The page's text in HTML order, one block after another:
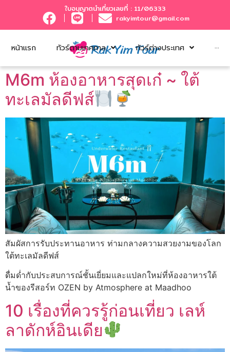
ใบอนุญาตนำเที่ยวเลขที่ : 11/06333
rakyimtour@gmail.com
หน้าแรก ทัวร์ตามเทศกาล ทัวร์ต่างประเทศ ···
M6m ห้องอาหารสุดเก๋ ~ ใต้
ทะเลมัลดีฟส์
สัมผัสการรับประทานอาหาร ท่ามกลางความสวยงามของโลก
ใต้ทะเลมัลดีฟส์
ดื่มด่ำกับประสบการณ์ชั้นเยี่ยมและแปลกใหม่ที่ห้องอาหารใต้
น้ำของรีสอร์ท OZEN by Atmosphere at Maadhoo
10 เรื่องที่ควรรู้ก่อนเที่ยว เลห์
ลาดักห์อินเดีย